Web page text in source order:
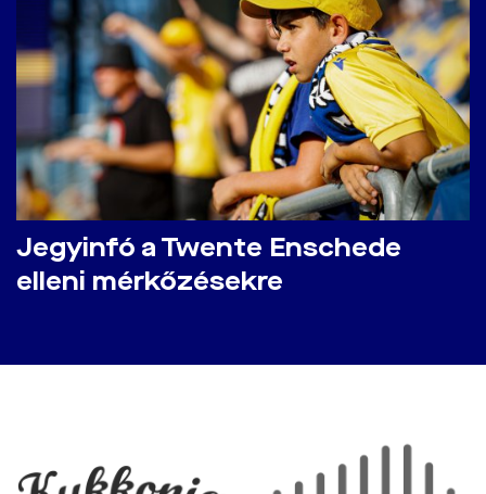
Jegyinfó a Twente Enschede
elleni mérkőzésekre